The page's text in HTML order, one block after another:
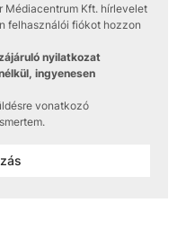
Médiacentrum Kft. hírlevelet
felhasználói fiókot hozzon
nyilatkozat
ingyenesen
vonatkozó